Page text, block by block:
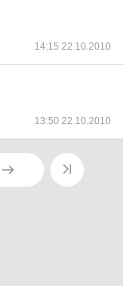
14:15 22.10.2010
13:50 22.10.2010